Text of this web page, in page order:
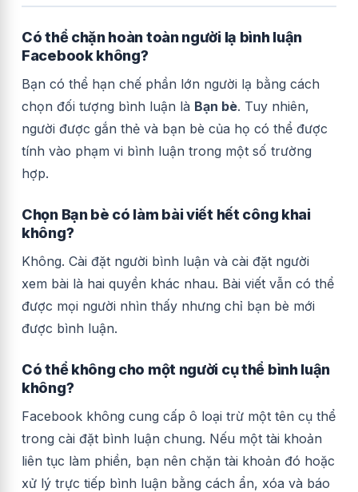
Có thể chặn hoàn toàn người lạ bình luận
Facebook không?
Bạn có thể hạn chế phần lớn người lạ bằng cách
chọn đối tượng bình luận là Bạn bè. Tuy nhiên,
người được gắn thẻ và bạn bè của họ có thể được
tính vào phạm vi bình luận trong một số trường
hợp.
Chọn Bạn bè có làm bài viết hết công khai
không?
Không. Cài đặt người bình luận và cài đặt người
xem bài là hai quyền khác nhau. Bài viết vẫn có thể
được mọi người nhìn thấy nhưng chỉ bạn bè mới
được bình luận.
Có thể không cho một người cụ thể bình luận
không?
Facebook không cung cấp ô loại trừ một tên cụ thể
trong cài đặt bình luận chung. Nếu một tài khoản
liên tục làm phiền, bạn nên chặn tài khoản đó hoặc
xử lý trực tiếp bình luận bằng cách ẩn, xóa và báo